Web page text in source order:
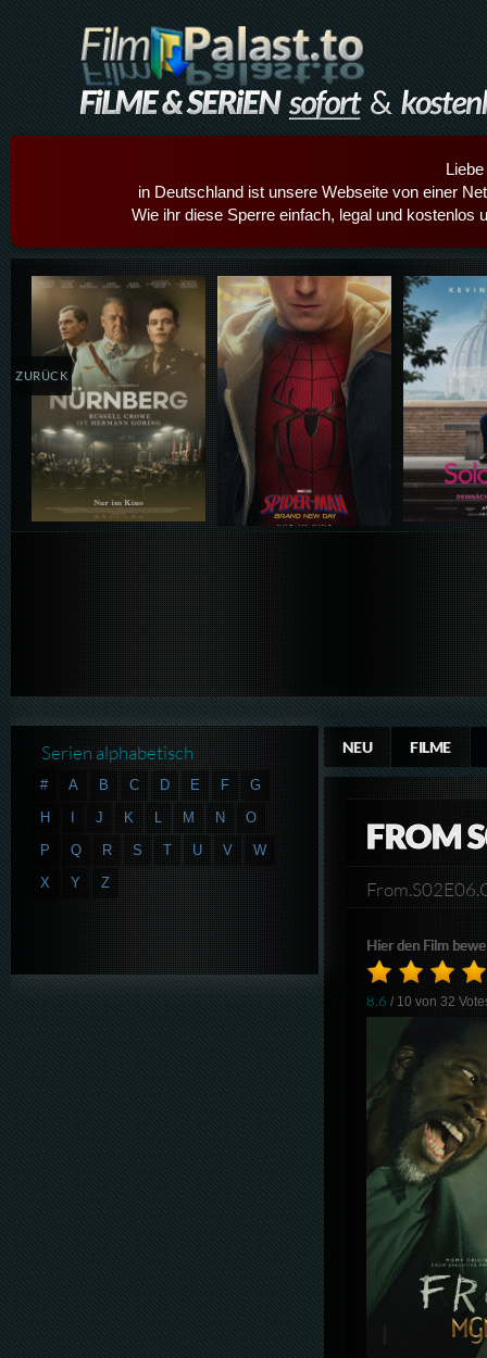
in Deutschland ist unsere Webseite von einer
Wie ihr diese Sperre einfach, legal und kostenlos
Details,Play Details,Play
ZURÜCK
NEU FILME
FROM
Hier den Film
8.6 / 10 von32
Serien alphabetisch
# A B C D E F
G
H
I J K L M N
O
P
Q R S T U V
W
X
Y Z